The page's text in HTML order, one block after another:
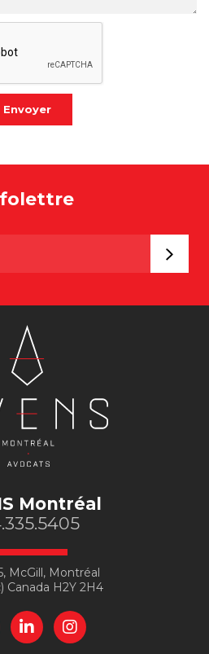
Envoyer
Montréal
McGill, Montréal
Canada H2Y 2H4